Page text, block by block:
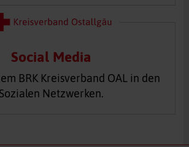
Social Media
BRK Kreisverband OAL in den
Sozialen Netzwerken.